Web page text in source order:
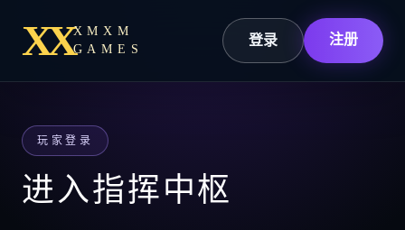
XXXMXM
GAMES
登录 注册
玩家登录
进入指挥中枢